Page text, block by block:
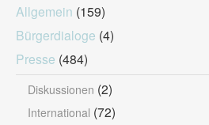
Allgemein (159)
Bürgerdialoge (4)
Presse (484)
Diskussionen (2)
International (72)